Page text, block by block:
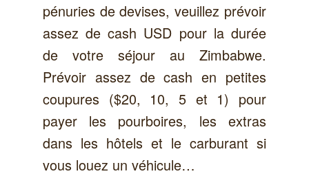
pénuries de devises, veuillez prévoir
assez de cash USD pour la durée
de votre séjour au Zimbabwe.
Prévoir assez de cash en petites
coupures ($20, 10, 5 et 1) pour
payer les pourboires, les extras
dans les hôtels et le carburant si
vous louez un véhicule…